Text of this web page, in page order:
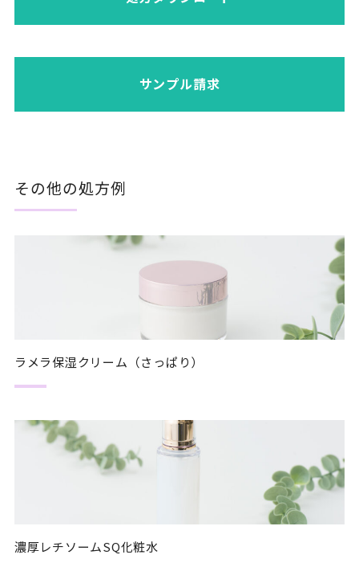
サンプル請求
その他の処方例
ラメラ保湿クリーム（さっぱり）
濃厚レチソームSQ化粧水